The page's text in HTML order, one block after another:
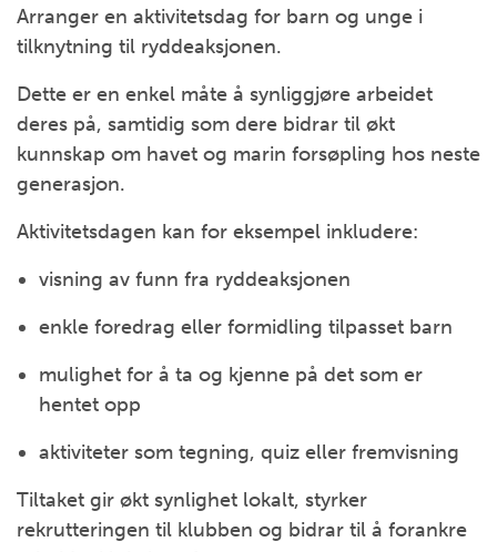
Arranger en aktivitetsdag for barn og unge i
tilknytning til ryddeaksjonen.
Dette er en enkel måte å synliggjøre arbeidet
deres på, samtidig som dere bidrar til økt
kunnskap om havet og marin forsøpling hos neste
generasjon.
Aktivitetsdagen kan for eksempel inkludere:
visning av funn fra ryddeaksjonen
enkle foredrag eller formidling tilpasset barn
mulighet for å ta og kjenne på det som er
hentet opp
aktiviteter som tegning, quiz eller fremvisning
Tiltaket gir økt synlighet lokalt, styrker
rekrutteringen til klubben og bidrar til å forankre